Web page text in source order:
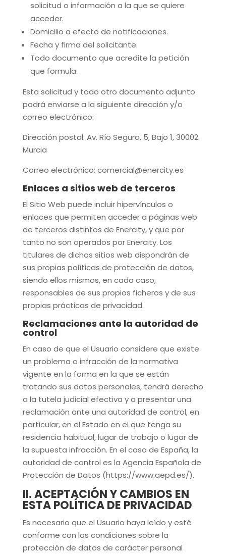
solicitud o información a la que se quiere
acceder.
Domicilio a efecto de notificaciones.
Fecha y firma del solicitante.
Todo documento que acredite la petición
que formula.
Esta solicitud y todo otro documento adjunto
podrá enviarse a la siguiente dirección y/o
correo electrónico:
Dirección postal: Av. Río Segura, 5, Bajo 1, 30002
Murcia
Correo electrónico: comercial@enercity.es
Enlaces a sitios web de terceros
El Sitio Web puede incluir hipervínculos o
enlaces que permiten acceder a páginas web
de terceros distintos de Enercity, y que por
tanto no son operados porEnercity. Los
titulares de dichos sitios web dispondrán de
sus propias políticas de protección de datos,
siendo ellos mismos, en cada caso,
responsables de sus propios ficheros y de sus
propias prácticas de privacidad.
Reclamaciones ante la autoridad de
control
En caso de que el Usuario considere que existe
un problema o infracción de la normativa
vigente en la forma en la que se están
tratando sus datos personales, tendrá derecho
a la tutela judicial efectiva y a presentar una
reclamación ante una autoridad de control, en
particular, en el Estado en el que tenga su
residencia habitual, lugar de trabajo o lugar de
la supuesta infracción. En el caso de España, la
autoridad de control es la Agencia Española de
Protección de Datos (https://www.aepd.es/).
II. ACEPTACIÓN Y CAMBIOS EN
ESTA POLÍTICA DE PRIVACIDAD
Es necesario que el Usuario haya leído y esté
conforme con las condiciones sobre la
protección de datos de carácter personal